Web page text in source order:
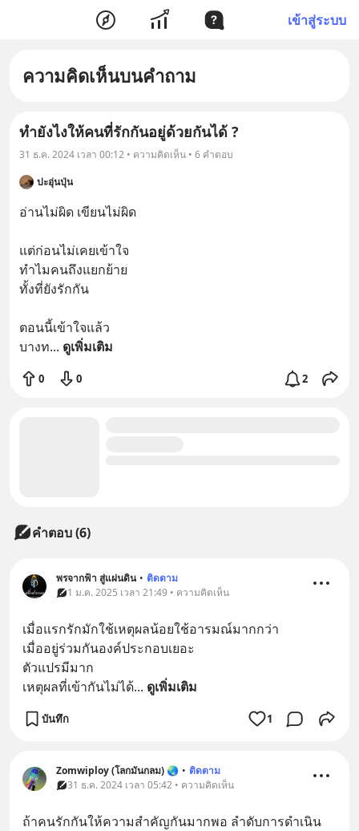
เข้าสู่ระบบ
ความคิดเห็นบนคำถาม
ทำยังไงให้คนที่รักกันอยู่ด้วยกันได้ ?
31 ธ.ค. 2024 เวลา 00:12 • ความคิดเห็น • 6 คำตอบ
ปะอุ่นปุ่น
อ่านไม่ผิด เขียนไม่ผิด
แต่ก่อนไม่เคยเข้าใจ
ทำไมคนถึงแยกย้าย
ทั้งที่ยังรักกัน
ตอนนี้เข้าใจแล้ว
บางท... ดูเพิ่มเติม
0 0 2
คำตอบ (6)
พรจากฟ้า สู่แผ่นดิน • ติดตาม
1 ม.ค. 2025 เวลา 21:49 • ความคิดเห็น
เมื่อแรกรักมักใช้เหตุผลน้อยใช้อารมณ์มากกว่า
เมื่ออยู่ร่วมกันองค์ประกอบเยอะ
ตัวแปรมีมาก
เหตุผลที่เข้ากันไม่ได้... ดูเพิ่มเติม
บันทึก 1
Zomwiploy (โลกมันกลม) 🌏 • ติดตาม
31 ธ.ค. 2024 เวลา 05:42 • ความคิดเห็น
ถ้าคนรักกันให้ความสำคัญกันมากพอ ลำดับการดำเนิน